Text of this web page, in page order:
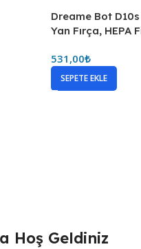
Dreame Bot
Yan Fırça, HEPA
531,00₺
SEPETE EKLE
Hoş Geldiniz